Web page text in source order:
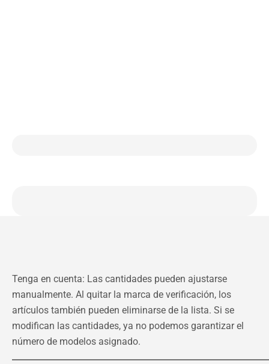
Tenga en cuenta: Las cantidades pueden ajustarse
manualmente. Al quitar la marca de verificación, los
artículos también pueden eliminarse de la lista. Si se
modifican las cantidades, ya no podemos garantizar el
número de modelos asignado.